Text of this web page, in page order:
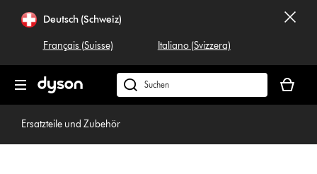
überspringenDeutsch (Schweiz)
Français (Suisse) Italiano (Svizzera)
Dyson.ch
durchsuchen
ist
Ersatzteile und Zubehör